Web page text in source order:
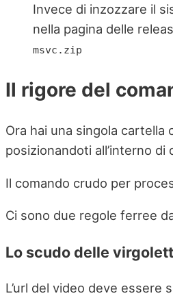
Invece di inzozzare il
nella pagina delle
msvc.zip
Il rigore del
Ora hai una singola
posizionandoti all’interno
Il comando crudo per
Ci sono due regole ferree
Lo scudo delle
L’url del video deve essere